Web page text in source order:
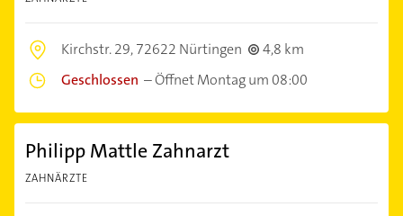
Kirchstr. 29,72622 Nürtingen
4,8 km
Geschlossen –Öffnet Montag um 08:00
Philipp Mattle Zahnarzt
ZAHNÄRZTE